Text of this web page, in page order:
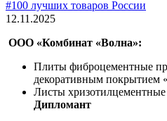
#100 лучших товаров России
12.11.2025
ООО «Комбинат «Волна»:
Плиты фиброцементные
декоративным покрытием
Листы
Дипломант